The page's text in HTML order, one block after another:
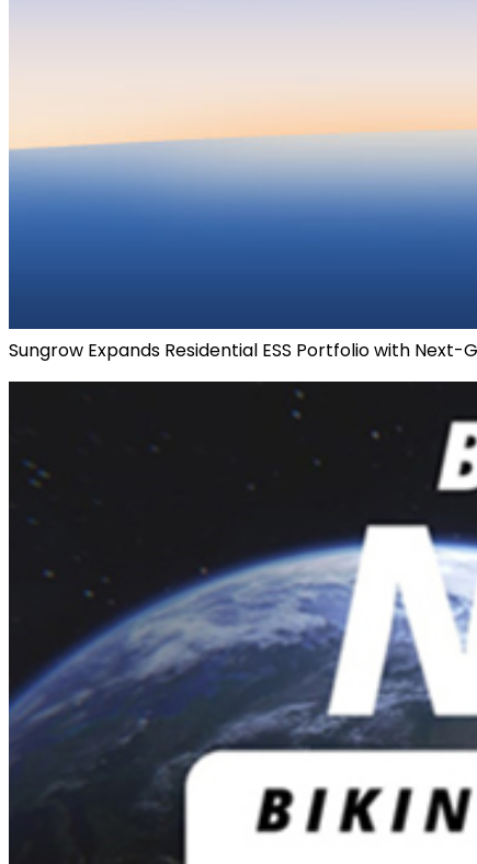
Sungrow Expands Residential ESS Portfolio with